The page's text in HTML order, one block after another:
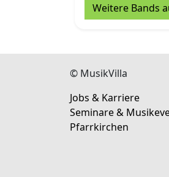
Weitere Bands
© MusikVilla
Jobs & Karriere
Seminare &
Pfarrkirchen